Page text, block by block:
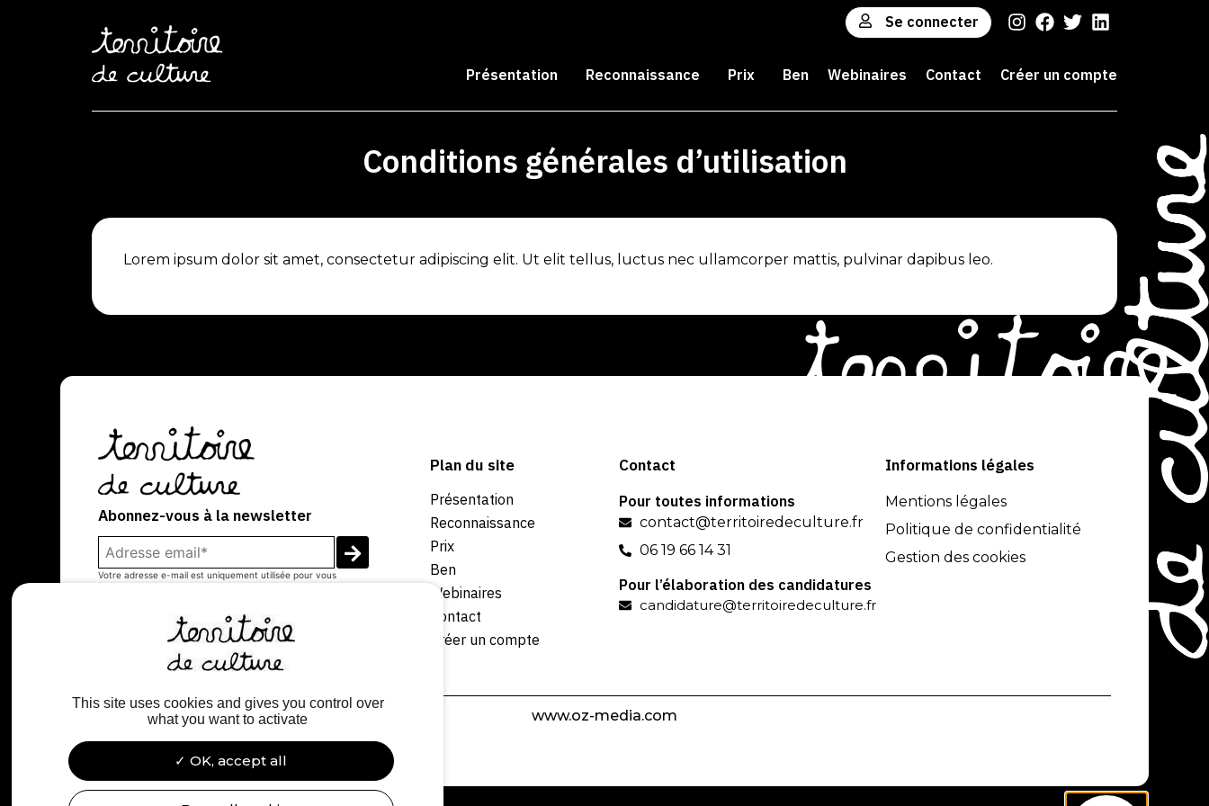
Se connecter
Présentation Reconnaissance Prix Ben Webinaires Contact Créer un compte
Conditions générales d’utilisation
Lorem ipsum dolor sit amet, consectetur adipiscing elit. Ut elit tellus, luctus nec ullamcorper mattis, pulvinar dapibus leo.
Abonnez-vous à la newsletter
Votre adresse e-mail est uniquement utilisée pour vous
désinscription inclus dans la newsletter.
Plan du site
Présentation
Reconnaissance
Prix
Ben
Webinaires
Contact
Créer un compte
Contact
Pour toutes informations
contact@territoiredeculture.fr
06 19 66 14 31
Pour l’élaboration des candidatures
candidature@territoiredeculture.fr
Informations légales
Mentions légales
Politique de confidentialité
Gestion des cookies
www.oz-media.com
This site uses cookies and gives you control over
what you want to activate
OK, accept all